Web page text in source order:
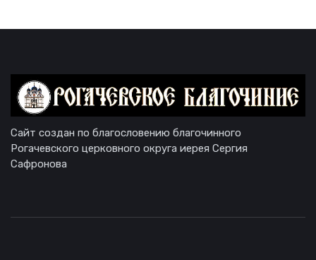
Сайт создан по благословению благочинного
Рогачевского церковного округа иерея Сергия
Сафронова